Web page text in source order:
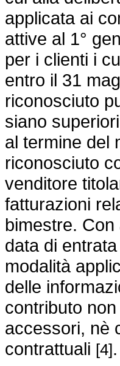
applicata ai
attive al 1°
per i clienti i
entro il 31
riconosciuto
siano
al termine del
riconosciuto
venditore
fatturazioni
bimestre.
data di
modalità
delle
contributo
accessori, nè
contrattuali [4].